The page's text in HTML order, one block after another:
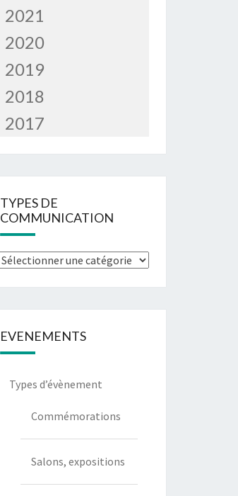
2021
2020
2019
2018
2017
TYPES DE
COMMUNICATION
Types
EVENEMENTS
Types d’évènement
Commémorations
Salons, expositions